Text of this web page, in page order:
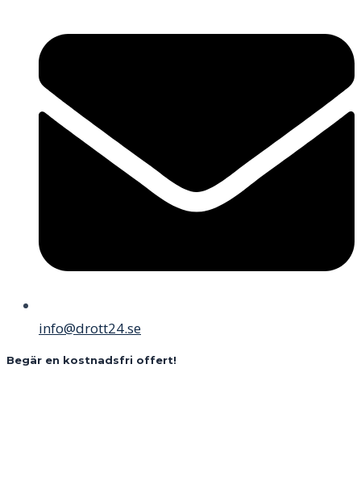
info@drott24.se
Begär en kostnadsfri offert!